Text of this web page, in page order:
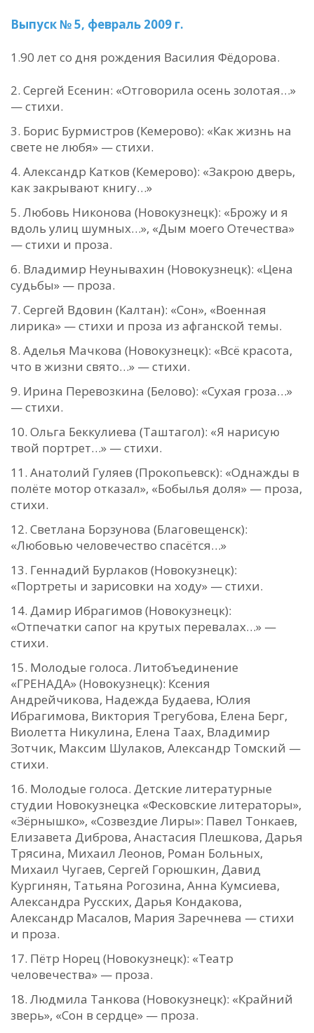
Выпуск № 5, февраль 2009 г.
1.90 лет со дня рождения Василия Фёдорова.
Сергей Есенин: «Отговорила осень золотая…»
— стихи.
Борис Бурмистров (Кемерово): «Как жизнь на
свете не любя» — стихи.
Александр Катков (Кемерово): «Закрою дверь,
как закрывают книгу…»
Любовь Никонова (Новокузнецк): «Брожу и я
вдоль улиц шумных…», «Дым моего Отечества»
— стихи и проза.
Владимир Неунывахин (Новокузнецк): «Цена
судьбы» — проза.
Сергей Вдовин (Калтан): «Сон», «Военная
лирика» — стихи и проза из афганской темы.
Аделья Мачкова (Новокузнецк): «Всё красота,
что в жизни свято…» — стихи.
Ирина Перевозкина (Белово): «Сухая гроза…»
— стихи.
Ольга Беккулиева (Таштагол): «Я нарисую
твой портрет…» — стихи.
Анатолий Гуляев (Прокопьевск): «Однажды в
полёте мотор отказал», «Бобылья доля» — проза,
стихи.
Светлана Борзунова (Благовещенск):
«Любовью человечество спасётся…»
Геннадий Бурлаков (Новокузнецк):
«Портреты и зарисовки на ходу» — стихи.
Дамир Ибрагимов (Новокузнецк):
«Отпечатки сапог на крутых перевалах…» —
стихи.
Молодые голоса. Литобъединение
«ГРЕНАДА» (Новокузнецк): Ксения
Андрейчикова, Надежда Будаева, Юлия
Ибрагимова, Виктория Трегубова, Елена Берг,
Виолетта Никулина, Елена Таах, Владимир
Зотчик, Максим Шулаков, Александр Томский —
стихи.
Молодые голоса. Детские литературные
студии Новокузнецка «Фесковские литераторы»,
«Зёрнышко», «Созвездие Лиры»: Павел Тонкаев,
Елизавета Диброва, Анастасия Плешкова, Дарья
Трясина, Михаил Леонов, Роман Больных,
Михаил Чугаев, Сергей Горюшкин, Давид
Кургинян, Татьяна Рогозина, Анна Кумсиева,
Александра Русских, Дарья Кондакова,
Александр Масалов, Мария Заречнева — стихи
и проза.
Пётр Норец (Новокузнецк): «Театр
человечества» — проза.
Людмила Танкова (Новокузнецк): «Крайний
зверь», «Сон в сердце» — проза.